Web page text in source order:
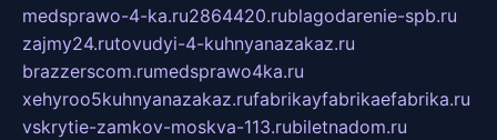
medsprawo-4-ka.ru2864420.rublagodarenie-spb.ru
zajmy24.rutovudyi-4-kuhnyanazakaz.ru
brazzerscom.rumedsprawo4ka.ru
xehyroo5kuhnyanazakaz.rufabrikayfabrikaefabrika.ru
vskrytie-zamkov-moskva-113.rubiletnadom.ru